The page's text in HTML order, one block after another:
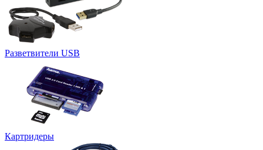
Разветвители USB
Картридеры